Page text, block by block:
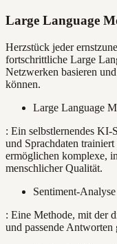
Large Language
Herzstück jeder
fortschrittliche Large
Netzwerken basieren
können.
Large Language
: Ein selbstlernendes
und Sprachdaten
ermöglichen komplexe,
menschlicher Qualität.
Sentiment-Analyse
: Eine Methode, mit der
und passende Antworten